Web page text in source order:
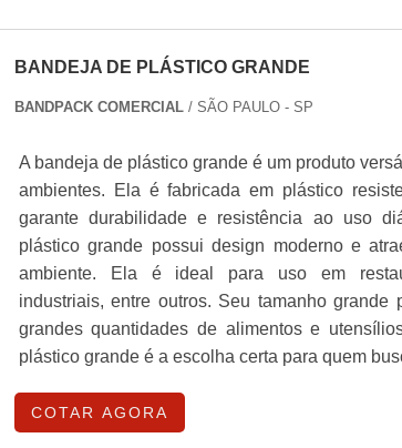
BANDEJA DE PLÁSTICO GRANDE
BANDPACK COMERCIAL / SÃO PAULO - SP
A bandeja de plástico grande é um produto
ambientes. Ela é fabricada em plástico
garante durabilidade e resistência ao uso
plástico grande possui design moderno e
ambiente. Ela é ideal para uso em
industriais, entre outros. Seu tamanho grande
grandes quantidades de alimentos e
plástico grande é a escolha certa para quem
COTAR AGORA